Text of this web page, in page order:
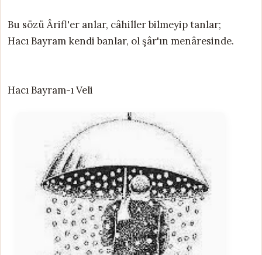
Bu sözü Ârifl'er anlar, câhiller bilmeyip tanlar;
Hacı Bayram kendi banlar, ol şâr'ın menâresinde.
Hacı Bayram-ı Veli